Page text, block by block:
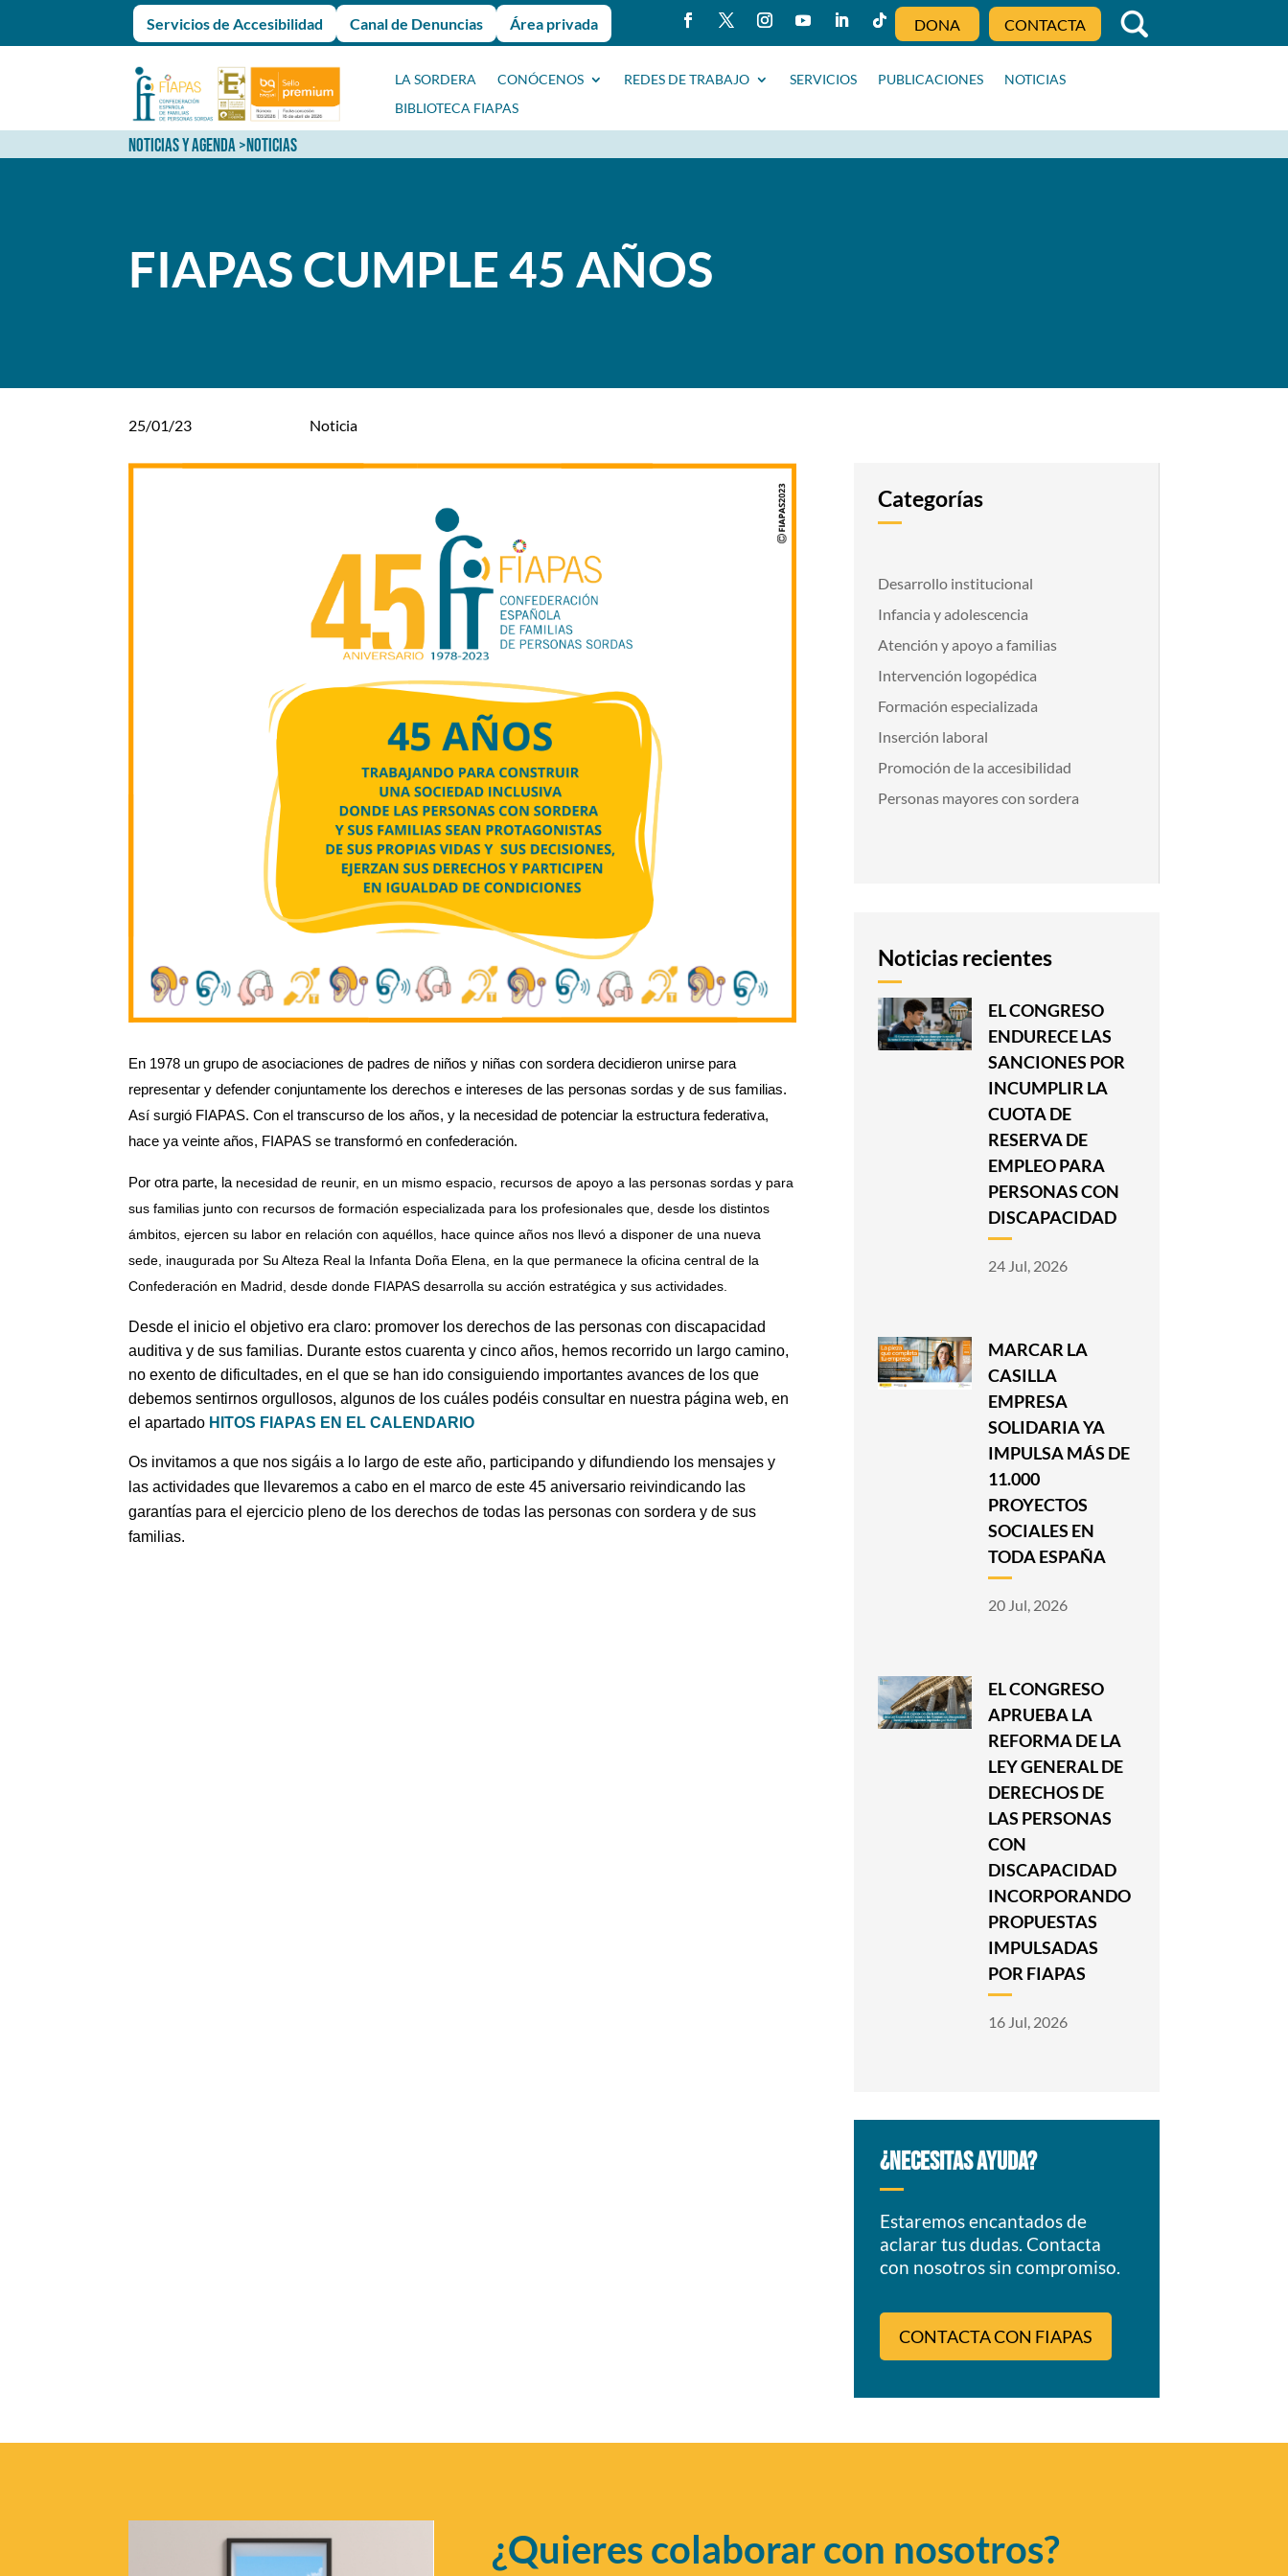
Servicios de Accesibilidad Canal de Denuncias Área privada DONA CONTACTA
LA SORDERA CONÓCENOS REDES DE TRABAJO SERVICIOS PUBLICACIONES
NOTICIAS
BIBLIOTECA FIAPAS
NOTICIAS Y AGENDA>NOTICIAS
FIAPAS CUMPLE 45 AÑOS
25/01/23 Noticia
En 1978 un grupo de asociaciones de padres de niños y niñas con sordera decidieron unirse para
representar y defender conjuntamente los derechos e intereses de las personas sordas y de sus familias.
Así surgió FIAPAS. Con el transcurso de los años, y la necesidad de potenciar la estructura federativa,
hace ya veinte años, FIAPAS se transformó en confederación.
Por otra parte, la necesidad de reunir, en un mismo espacio, recursos de apoyo a las personas sordas y para
sus familias junto con recursos de formación especializada para los profesionales que, desde los distintos
ámbitos, ejercen su labor en relación con aquéllos, hace quince años nos llevó a disponer de una nueva
sede, inaugurada por Su Alteza Real la Infanta Doña Elena, en la que permanece la oficina central de la
Confederación en Madrid, desde donde FIAPAS desarrolla su acción estratégica y sus actividades.
Desde el inicio el objetivo era claro: promover los derechos de las personas con discapacidad
auditiva y de sus familias. Durante estos cuarenta y cinco años, hemos recorrido un largo camino,
no exento de dificultades, en el que se han ido consiguiendo importantes avances de los que
debemos sentirnos orgullosos, algunos de los cuáles podéis consultar en nuestra página web, en
el apartado HITOS FIAPAS EN EL CALENDARIO
Os invitamos a que nos sigáis a lo largo de este año, participando y difundiendo los mensajes y
las actividades que llevaremos a cabo en el marco de este 45 aniversario reivindicando las
garantías para el ejercicio pleno de los derechos de todas las personas con sordera y de sus
familias.
Categorías
Desarrollo institucional
Infancia y adolescencia
Atención y apoyo a familias
Intervención logopédica
Formación especializada
Inserción laboral
Promoción de la accesibilidad
Personas mayores con sordera
EL CONGRESO
ENDURECE LAS
SANCIONES POR
INCUMPLIR LA
CUOTA DE
RESERVA DE
EMPLEO PARA
PERSONAS CON
DISCAPACIDAD
24 Jul, 2026
MARCAR LA
CASILLA
EMPRESA
SOLIDARIA YA
IMPULSA MÁS DE
11.000
PROYECTOS
SOCIALES EN
TODA ESPAÑA
20 Jul, 2026
EL CONGRESO
APRUEBA LA
REFORMA DE LA
LEY GENERAL DE
DERECHOS DE
LAS PERSONAS
CON
DISCAPACIDAD
INCORPORANDO
PROPUESTAS
IMPULSADAS
POR FIAPAS
16 Jul, 2026
Noticias recientes
¿NECESITAS AYUDA?
Estaremos encantados de
aclarar tus dudas. Contacta
con nosotros sin compromiso.
CONTACTA CON FIAPAS
¿Quieres colaborar con nosotros?